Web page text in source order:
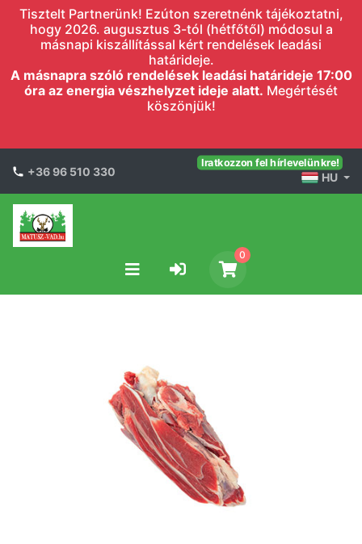
Tisztelt Partnerünk! Ezúton szeretnénk tájékoztatni,
hogy 2026. augusztus 3-tól (hétfőtől) módosul a
másnapi kiszállítással kért rendelések leadási
határideje.
A másnapra szóló rendelések leadási határideje 17:00
óra az energia vészhelyzet ideje alatt. Megértését
köszönjük!
+36 96 510 330
Iratkozzon fel hírlevelünkre!
HU
0